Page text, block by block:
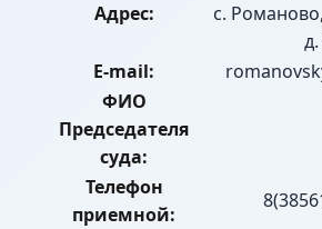
Адрес:
с.
E-mail:
ФИО
Председателя
суда:
Телефон
приемной: